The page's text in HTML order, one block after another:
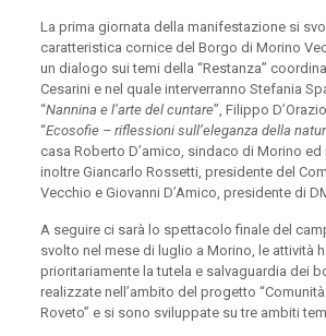
La prima giornata della manifestazione si
caratteristica cornice del Borgo di Morino
un dialogo sui temi della “Restanza”
Cesarini e nel quale interverranno Stefania
“Nannina e l’arte del cuntare”, Filippo
“Ecosofie – riflessioni sull’eleganza della
casa Roberto D’amico, sindaco di Morino ed
inoltre Giancarlo Rossetti, presidente del
Vecchio e Giovanni D’Amico, presidente di
A seguire ci sarà lo spettacolo finale del
svolto nel mese di luglio a Morino, le attività
prioritariamente la tutela e salvaguardia dei
realizzate nell’ambito del progetto
Roveto” e si sono sviluppate su tre ambiti